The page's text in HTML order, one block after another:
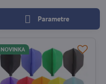
Parametre
NOVINKA